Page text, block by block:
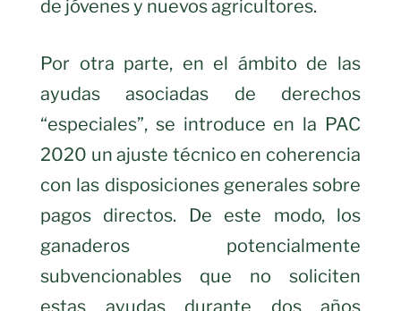
de jóvenes y nuevos agricultores.
Por otra parte, en el ámbito de las
ayudas asociadas de derechos
“especiales”, se introduce en la PAC
2020 un ajuste técnico en coherencia
con las disposiciones generales sobre
pagos directos. De este modo, los
ganaderos potencialmente
subvencionables que no soliciten
estas ayudas durante dos años